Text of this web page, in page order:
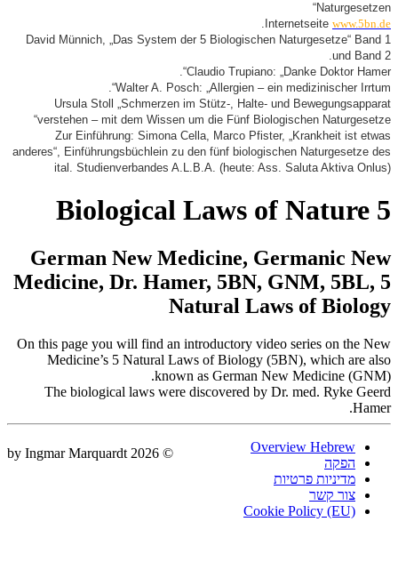
David Münnich, „Das
Ursula Stoll
verstehen – mit
Zur Einführung:
anderes“,
ital.
German
Medicine,
On this page you
Medicine’s 5
The biological